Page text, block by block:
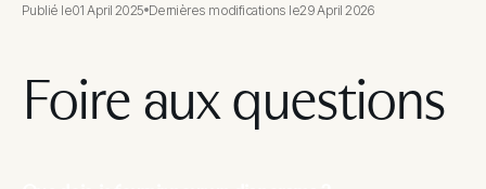
Publié le01 April 2025 Dernières modifications le29 April 2026
Foire aux questions